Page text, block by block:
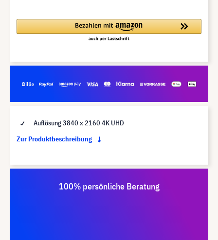
Auflösung 3840 x 2160 4K UHD
Zur Produktbeschreibung
100% persönliche Beratung